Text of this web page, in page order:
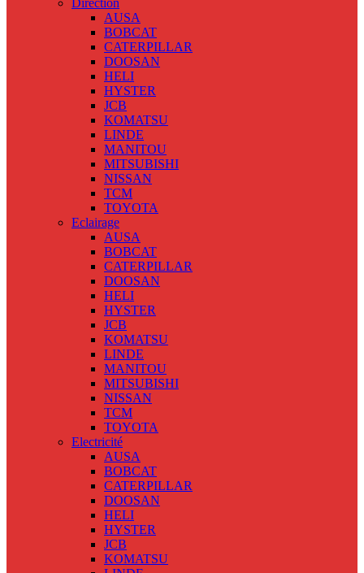
Direction
AUSA
BOBCAT
CATERPILLAR
DOOSAN
HELI
HYSTER
JCB
KOMATSU
LINDE
MANITOU
MITSUBISHI
NISSAN
TCM
TOYOTA
Eclairage
AUSA
BOBCAT
CATERPILLAR
DOOSAN
HELI
HYSTER
JCB
KOMATSU
LINDE
MANITOU
MITSUBISHI
NISSAN
TCM
TOYOTA
Electricité
AUSA
BOBCAT
CATERPILLAR
DOOSAN
HELI
HYSTER
JCB
KOMATSU